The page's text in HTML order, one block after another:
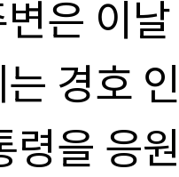
은 이
경호
령을 응